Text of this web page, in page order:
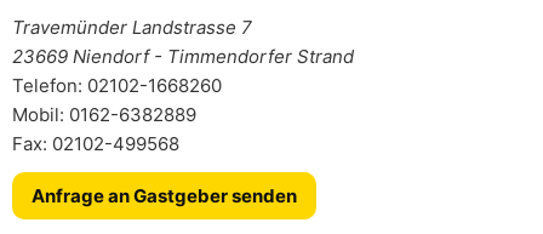
Travemünder Landstrasse 7
23669 Niendorf - Timmendorfer Strand
Telefon: 02102-1668260
Mobil: 0162-6382889
Fax: 02102-499568
Anfrage an Gastgeber senden